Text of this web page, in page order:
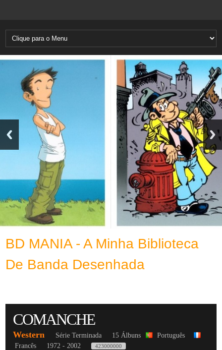
BD MANIA - A Minha Biblioteca
De Banda Desenhada
COMANCHE
Western Série Terminada 15 Álbuns
Português
Francês
1972 - 2002 423000000